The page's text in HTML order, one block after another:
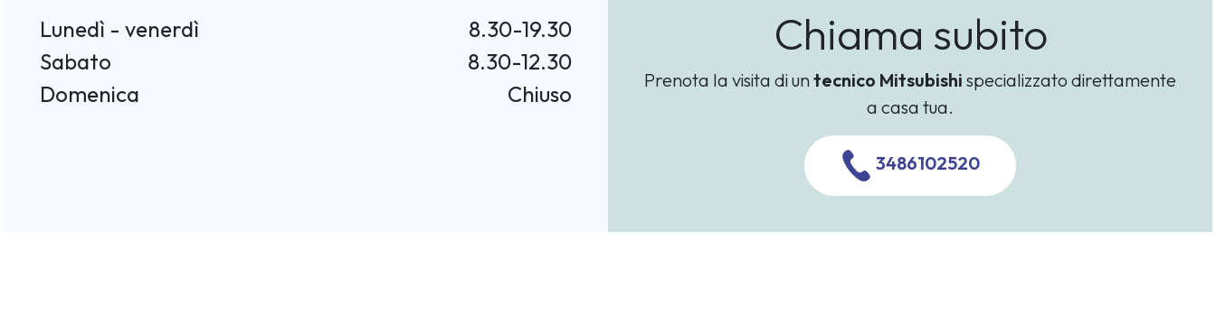
Lunedì - venerdì
8.30-19.30
Sabato
8.30-12.30
Domenica
Chiuso
Chiama subito
Prenota la visita di untecnico Mitsubishi specializzato direttamente
a casa tua.
3486102520